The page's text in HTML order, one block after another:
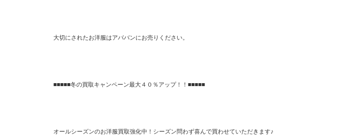
大切にされたお洋服はアババンにお売りください。
■■■■■冬の買取キャンペーン最大４０％アップ！！■■■■■
オールシーズンのお洋服買取強化中！シーズン問わず喜んで買わせていただきます♪